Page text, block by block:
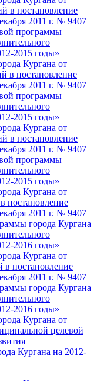
в постановление
2011 г. № 9407
программы
2015 годы»
Кургана от
в постановление
2011 г. № 9407
программы
2015 годы»
Кургана от
в постановление
2011 г. № 9407
программы
2015 годы»
Кургана от
постановление
2011 г. № 9407
города Кургана
2016 годы»
Кургана от
в постановление
2011 г. № 9407
города Кургана
2016 годы»
Кургана от
целевой
Кургана на 2012-